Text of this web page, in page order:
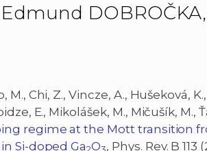
DOBROČKA,
M., Chi, Z., Vincze, A., Hušeková, K.,
E., Mikolášek, M., Mičušík, M.,
regime at the Mott transition
Si-doped Ga O , Phys. Rev. B 113